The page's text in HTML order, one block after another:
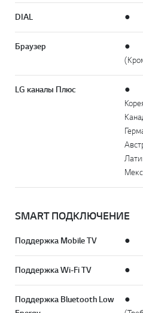
DIAL ●
Браузер
●
LG каналы Плюс
●
SMART ПОДКЛЮЧЕНИЕ
Поддержка Mobile TV ●
Поддержка Wi-Fi TV ●
Поддержка Bluetooth Low
●